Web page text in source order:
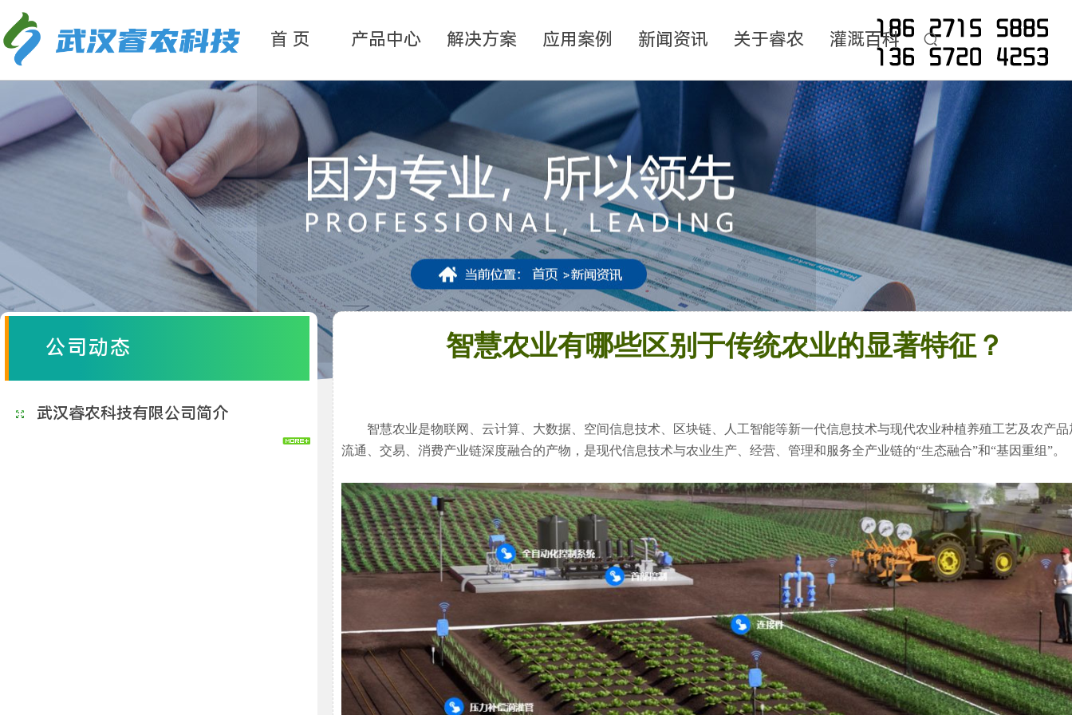
智慧农业有哪些区别于传统农业的显著特征？
智慧农业是物联网、云计算、大数据、空间信息技术、区块链、人工智能等新一代信息技术与现代农业种植养殖工艺及农产品
流通、交易、消费产业链深度融合的产物，是现代信息技术与农业生产、经营、管理和服务全产业链的“生态融合”和“基因重组”。
武汉睿农科技有限公司简介
公司动态
首 页 产品中心 解决方案 应用案例 新闻资讯 关于睿农 灌溉百科